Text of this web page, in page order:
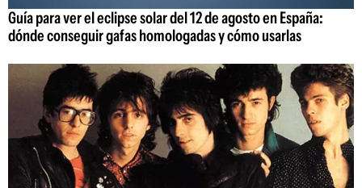
Guía para ver el eclipse solar del 12 de agosto en España:
dónde conseguir gafas homologadas y cómo usarlas